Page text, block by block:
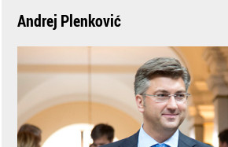
Andrej Plenković